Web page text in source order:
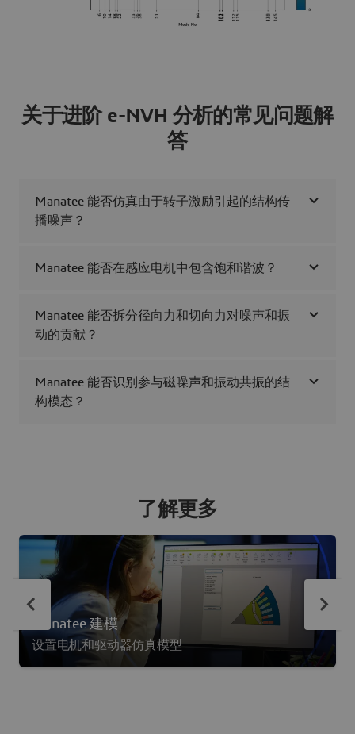
关于进阶 e-NVH 分析的常见问题解
答
Manatee 能否仿真由于转子激励引起的结构传
播噪声？
Manatee 能否在感应电机中包含饱和谐波？
Manatee 能否拆分径向力和切向力对噪声和振
动的贡献？
Manatee 能否识别参与磁噪声和振动共振的结
构模态？
了解更多
Manatee 建模
设置电机和驱动器仿真模型